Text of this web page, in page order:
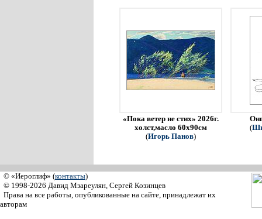
«Пока ветер не стих» 2026г.
холст,масло 60х90см
(Игорь Панов)
(
© «Иероглиф» (контакты)
© 1998-2026 Давид Мзареулян, Сергей Козинцев
Права на все работы, опубликованные на сайте, принадлежат их
авторам